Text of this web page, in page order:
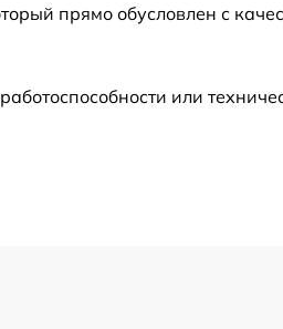
от 60 мин
прямо обусловлен с
или